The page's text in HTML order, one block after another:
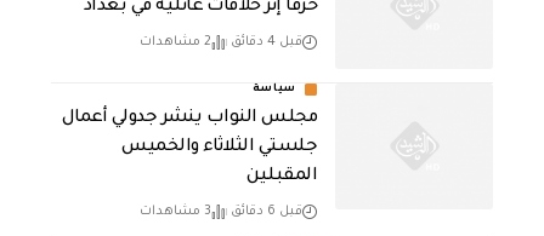
حرقاً إثر خلافات عائلية في بغداد
قبل 4 دقائق 2 مشاهدات
سياسة
مجلس النواب ينشر جدولي أعمال
جلستي الثلاثاء والخميس
المقبلين
قبل 6 دقائق 3 مشاهدات